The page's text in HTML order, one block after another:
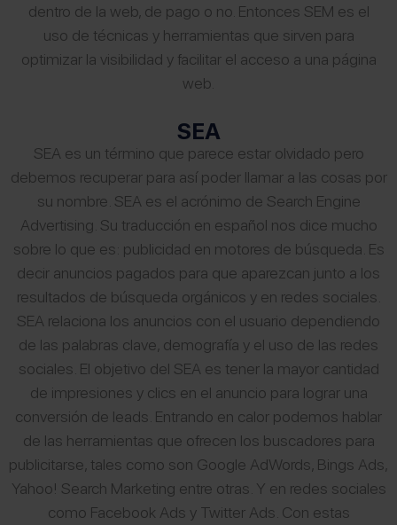
dentro de la web, de pago o no. Entonces SEM es el
uso de técnicas y herramientas que sirven para
optimizar la visibilidad y facilitar el acceso a una página
web.
SEA
SEA es un término que parece estar olvidado pero
debemos recuperar para así poder llamar a las cosas por
su nombre. SEA es el acrónimo de Search Engine
Advertising. Su traducción en español nos dice mucho
sobre lo que es: publicidad en motores de búsqueda. Es
decir anuncios pagados para que aparezcan junto a los
resultados de búsqueda orgánicos y en redes sociales.
SEA relaciona los anuncios con el usuario dependiendo
de las palabras clave, demografía y el uso de las redes
sociales. El objetivo del SEA es tener la mayor cantidad
de impresiones y clics en el anuncio para lograr una
conversión de leads. Entrando en calor podemos hablar
de las herramientas que ofrecen los buscadores para
publicitarse, tales como son Google AdWords, Bings Ads,
Yahoo! Search Marketing entre otras. Y en redes sociales
como Facebook Ads y Twitter Ads. Con estas